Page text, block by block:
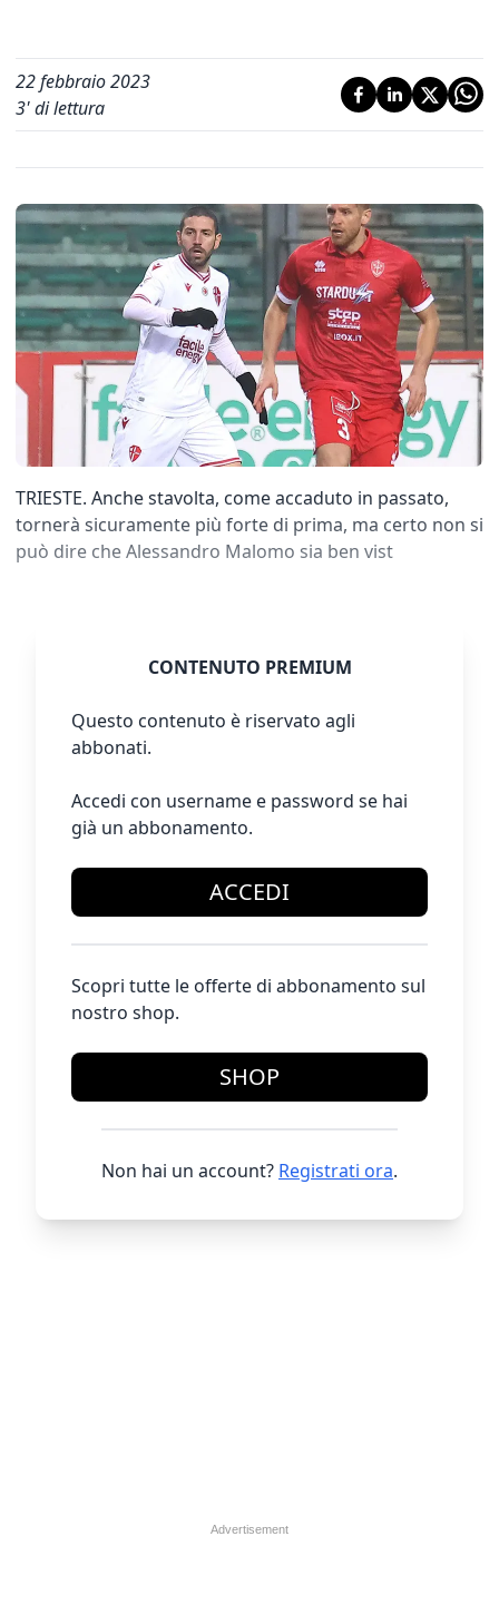
22 febbraio 2023
3' di lettura
TRIESTE. Anche stavolta, come accaduto in passato,
tornerà sicuramente più forte di prima, ma certo non si
può dire che Alessandro Malomo sia ben vist
CONTENUTO PREMIUM
Questo contenuto è riservato agli
abbonati.
Accedi con username e password se hai
già un abbonamento.
ACCEDI
Scopri tutte le offerte di abbonamento sul
nostro shop.
SHOP
Non hai un account? Registrati ora.